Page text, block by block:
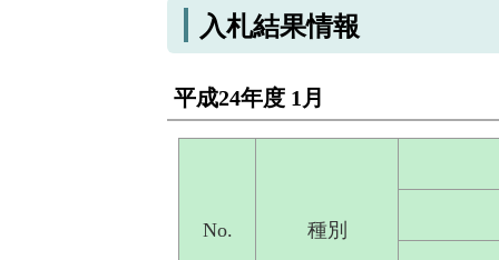
入札結果情報
平成24年度 1月
No. 種別